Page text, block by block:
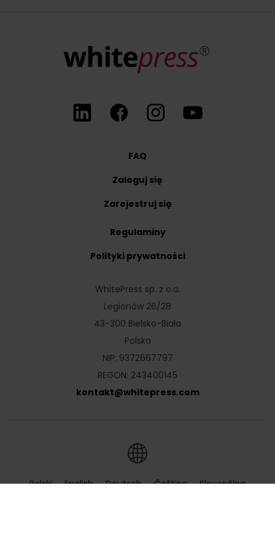
FAQ
Zaloguj się
Zarejestruj się
WhitePress sp. z o.o.
Legionów 26/28
43-300 Bielsko-Biała
Polska
NIP: 9372667797
REGON: 243400145
kontakt@whitepress.com
Regulaminy
Polityki prywatności
Polski English Deutsch Čeština
Slovenčina